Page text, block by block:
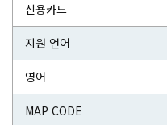
신용카드
지원 언어
영어
MAP CODE